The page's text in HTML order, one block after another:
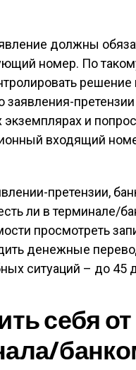
должны
номер. По
претензии
и
входящий
претензии,
ли в терминале/
просмотреть
денежные
ситуаций – до 45
себя